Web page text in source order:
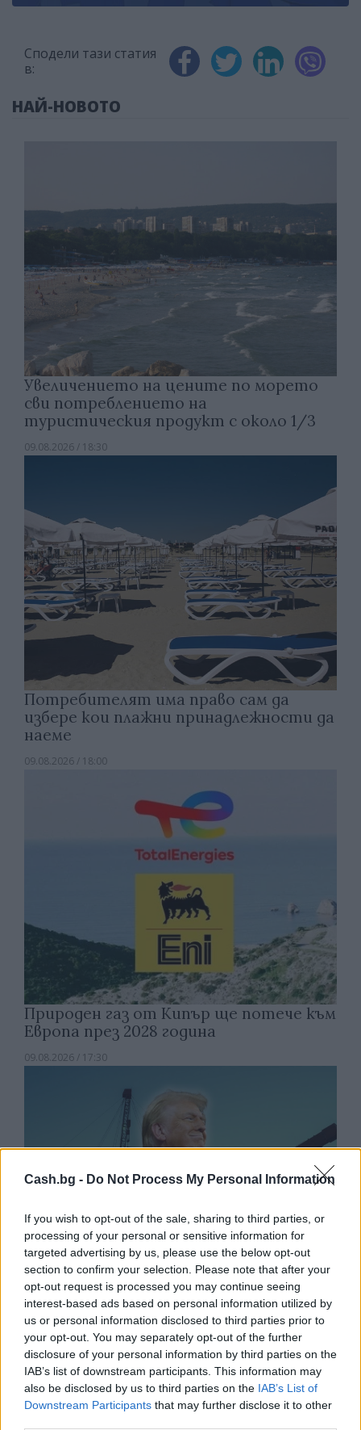
Cash.bg - Do Not Process My Personal Information
If you wish to opt-out of the sale, sharing to third parties, or
processing of your personal or sensitive information for
targeted advertising by us, please use the below opt-out
section to confirm your selection. Please note that after your
opt-out request is processed you may continue seeing
interest-based ads based on personal information utilized by
us or personal information disclosed to third parties prior to
your opt-out. You may separately opt-out of the further
disclosure of your personal information by third parties on the
IAB’s list of downstream participants. This information may
also be disclosed by us to third parties on the IAB’s List of
Downstream Participants that may further disclose it to other
Сподели тази статия
в:
НАЙ-НОВОТО
Увеличението на цените по морето
сви потреблението на
туристическия продукт с около 1/3
09.08.2026 / 18:30
Потребителят има право сам да
избере кои плажни принадлежности да
наеме
09.08.2026 / 18:00
Природен газ от Кипър ще потече към
Европа през 2028 година
09.08.2026 / 17:30
Белият дом спира проекти за
възобновяема енергия в САЩ
07.08.2026 / 18:00